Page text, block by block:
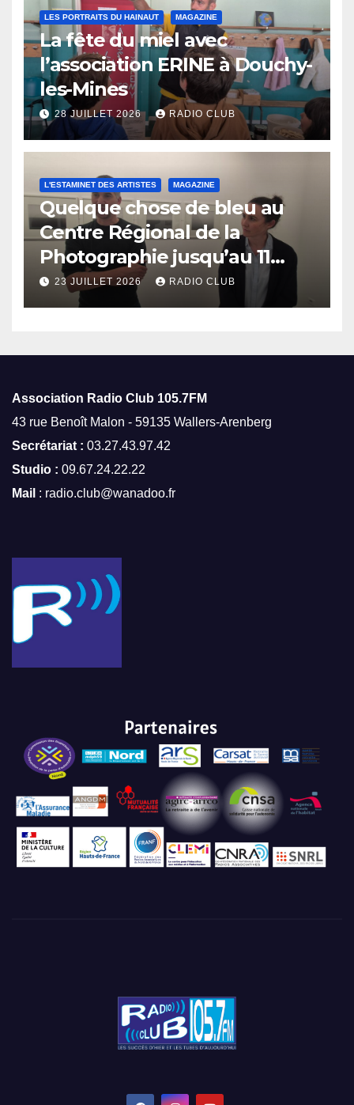
LES PORTRAITS DU HAINAUT MAGAZINE
La fête du miel avec
l’association ERINE à Douchy-
les-Mines
28 JUILLET 2026 RADIO CLUB
L'ESTAMINET DES ARTISTES MAGAZINE
Quelque chose de bleu au
Centre Régional de la
Photographie jusqu’au 11
octobre
23 JUILLET 2026 RADIO CLUB
Association Radio Club 105.7FM
43 rue Benoît Malon - 59135 Wallers-Arenberg
Secrétariat : 03.27.43.97.42
Studio : 09.67.24.22.22
Mail : radio.club@wanadoo.fr